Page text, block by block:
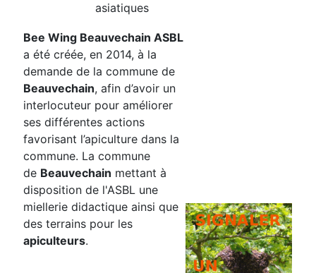
asiatiques
Bee Wing Beauvechain ASBL
a été créée, en 2014, à la
demande de la commune de
Beauvechain, afin d’avoir un
interlocuteur pour améliorer
ses différentes actions
favorisant l’apiculture dans la
commune. La commune
de Beauvechain mettant à
disposition de l'ASBL une
miellerie didactique ainsi que
des terrains pour les
apiculteurs.